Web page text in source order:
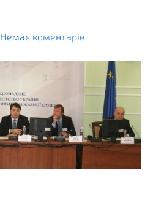
Немає коментарів